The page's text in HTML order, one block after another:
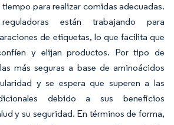
para realizar comidas adecuadas.
están trabajando para
de etiquetas, lo que facilita que
y elijan productos. Por tipo de
más seguras a base de aminoácidos
y se espera que superen a las
debido a sus beneficios
y su seguridad. En términos de forma,